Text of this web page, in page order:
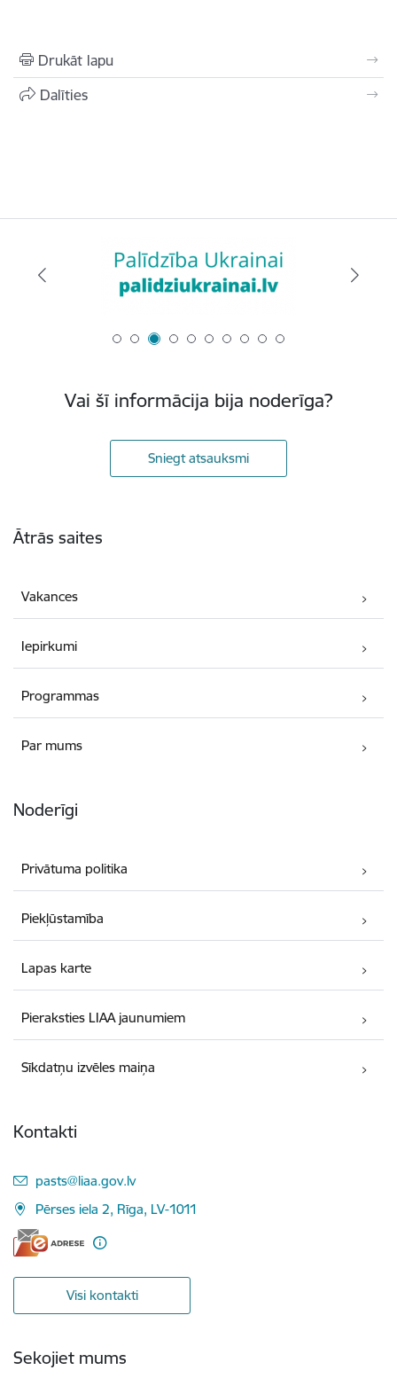
Drukāt lapu
Dalīties
Vai šī informācija bija noderīga?
Sniegt atsauksmi
Ātrās saites
Vakances
Iepirkumi
Programmas
Par mums
Noderīgi
Privātuma politika
Piekļūstamība
Lapas karte
Pieraksties LIAA jaunumiem
Sīkdatņu izvēles maiņa
Kontakti
E-pasts:
pasts@liaa.gov.lv
Pērses iela 2, Rīga, LV-1011
Visi kontakti
Sekojiet mums